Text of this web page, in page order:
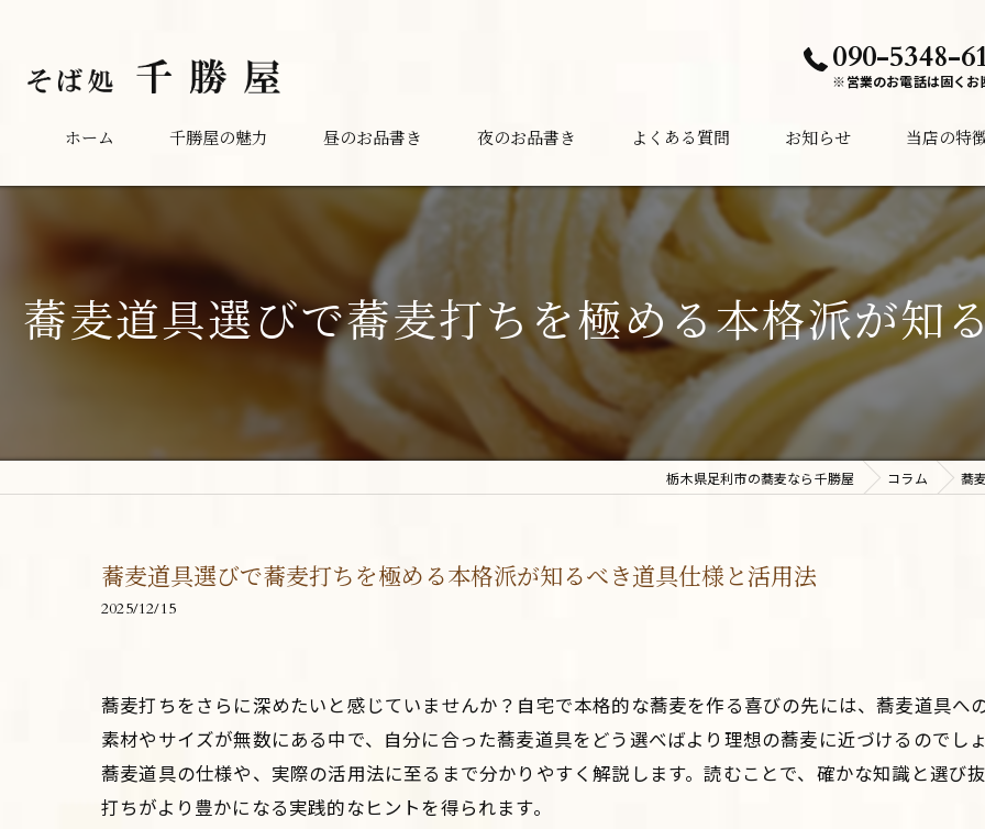
090-5348-
※営業のお電話は固くお
ホーム 千勝屋の魅力 昼のお品書き 夜のお品書き よくある質問 お知らせ 当店の特
ディナー
居酒屋
酒
蕎麦道具選びで蕎麦打ちを極める本格派が知
栃木県足利市の蕎麦なら千勝屋 コラム 蕎
蕎麦道具選びで蕎麦打ちを極める本格派が知るべき道具仕様と活用法
2025/12/15
蕎麦打ちをさらに深めたいと感じていませんか？自宅で本格的な蕎麦を作る喜びの先には、蕎麦道具へ
素材やサイズが無数にある中で、自分に合った蕎麦道具をどう選べばより理想の蕎麦に近づけるのでし
蕎麦道具の仕様や、実際の活用法に至るまで分かりやすく解説します。読むことで、確かな知識と選び
打ちがより豊かになる実践的なヒントを得られます。